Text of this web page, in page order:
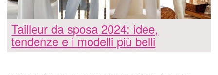
Tailleur da sposa 2024: idee,
tendenze e i modelli più belli